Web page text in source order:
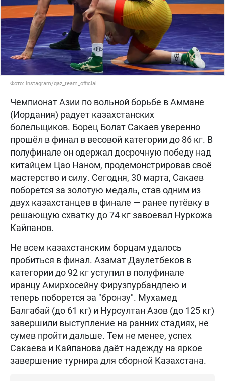
Фото: instagram/qaz_team_official
Чемпионат Азии по вольной борьбе в Аммане
(Иордания) радует казахстанских
болельщиков. Борец Болат Сакаев уверенно
прошёл в финал в весовой категории до 86 кг. В
полуфинале он одержал досрочную победу над
китайцем Цао Наном, продемонстрировав своё
мастерство и силу. Сегодня, 30 марта, Сакаев
поборется за золотую медаль, став одним из
двух казахстанцев в финале — ранее путёвку в
решающую схватку до 74 кг завоевал Нуркожа
Кайпанов.
Не всем казахстанским борцам удалось
пробиться в финал. Азамат Даулетбеков в
категории до 92 кг уступил в полуфинале
иранцу Амирхосейну Фирузпурбандпею и
теперь поборется за "бронзу". Мухамед
Балгабай (до 61 кг) и Нурсултан Азов (до 125 кг)
завершили выступление на ранних стадиях, не
сумев пройти дальше. Тем не менее, успех
Сакаева и Кайпанова даёт надежду на яркое
завершение турнира для сборной Казахстана.